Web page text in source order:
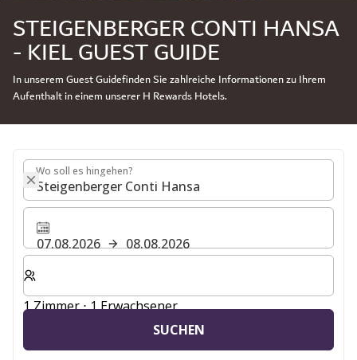
STEIGENBERGER CONTI HANSA
- KIEL GUEST GUIDE
In unserem Guest Guidefinden Sie zahlreiche Informationen zu Ihrem
Aufenthalt in einem unserer H Rewards Hotels.
Wo soll es hingehen?
Wo soll es hingehen?
07.08.2026
08.08.2026
Wählen Sie die Anzahl der Zimmer und Gäste für Ihren
1 Zimmer ⋅ 1 Erwachsener
SUCHEN